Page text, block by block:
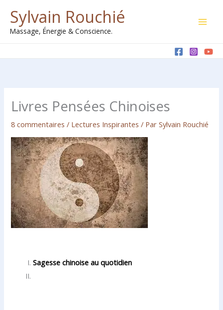
contenu
Sylvain Rouchié
Massage, Énergie & Conscience.
Livres Pensées Chinoises
8 commentaires / Lectures Inspirantes / ParSylvain Rouchié
Sagesse chinoise au quotidien